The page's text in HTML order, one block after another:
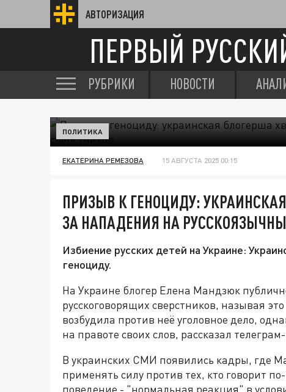
АВТОРИЗАЦИЯ
ПЕРВЫЙ
РУБРИКИ НОВОСТИ
ПОЛИТИКА
ЕКАТЕРИНА РЕМЕЗОВА 15 АВГУСТА 2025 00:15
ПРИЗЫВ К ГЕНОЦИДУ:
ЗА НАПАДЕНИЯ НА
Избиение русских детей на Украине:
геноциду.
На Украине блогер Елена Мандзюк
русскоговорящих сверстников, называя
возбудила против неё уголовное дело,
на правоте своих слов, рассказал
В украинских СМИ появились кадры, где
применять силу против тех, кто говорит
поведение - "нормальная реакция" в